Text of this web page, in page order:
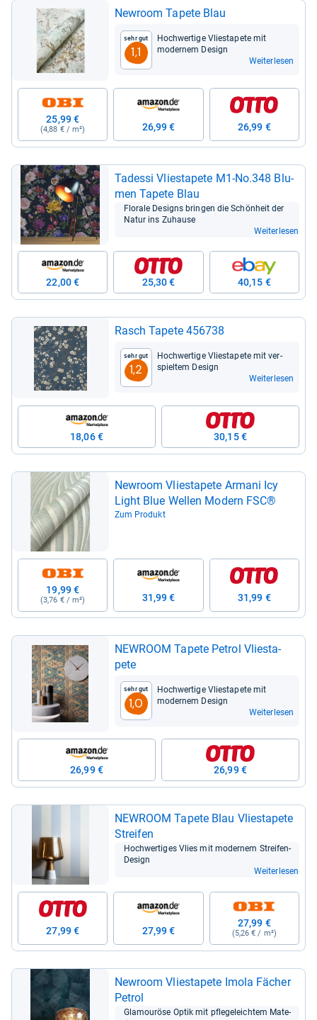
Newroom Tapete Blau
Sehr gut
1,1
Hoch­wer­tige Vlie­sta­pete mit
moder­nem Design
Weiterlesen
25,99 €
(4,88 € / m²) 26,99 € 26,99 €
Tadessi Vlie­sta­pete M1-​No.348 Blu­
men Tapete Blau
Flo­rale Desi­gns brin­gen die Schön­heit der
Natur ins Zuhause
Weiterlesen
22,00 € 25,30 € 40,15 €
Rasch Tapete 456738
Sehr gut
1,2
Hoch­wer­tige Vlie­sta­pete mit ver­
spiel­tem Design
Weiterlesen
18,06 € 30,15 €
Newroom Vlie­sta­pete Armani Icy
Light Blue Wel­len Modern FSC®
Zum Produkt
19,99 €
(3,76 € / m²) 31,99 € 31,99 €
NEWROOM Tapete Petrol Vlie­sta­
pete
Sehr gut
1,0
Hoch­wer­tige Vlie­sta­pete mit
moder­nem Design
Weiterlesen
26,99 € 26,99 €
NEWROOM Tapete Blau Vlie­sta­pete
Strei­fen
Hoch­wer­ti­ges Vlies mit moder­nem Strei­fen-​
Design
Weiterlesen
27,99 € 27,99 €
27,99 €
(5,26 € / m²)
Newroom Vlie­sta­pete Imola Fächer
Petrol
Gla­mou­röse Optik mit pfle­ge­leich­tem Mate­